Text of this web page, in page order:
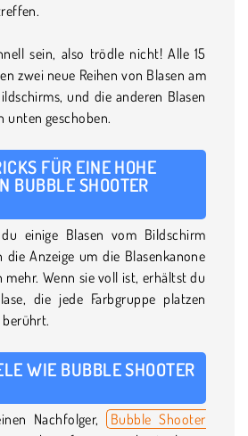
sein, also trödle nicht! Alle 15
zwei neue Reihen von Blasen am
und die anderen Blasen
unten geschoben.
FÜR EINE HOHE
BUBBLE SHOOTER
einige Blasen vom Bildschirm
Anzeige um die Blasenkanone
mehr. Wenn sie voll ist, erhältst du
die jede Farbgruppe platzen
berührt.
WIE BUBBLE SHOOTER
Nachfolger,
Bubble Shooter